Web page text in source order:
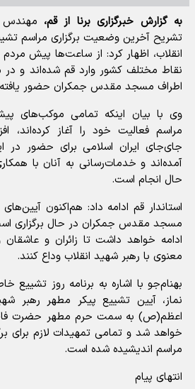
به گزارش خبرگزاری برنا از قم، مهندس
تشریح آخرین وضعیت برگزاری مراسم
انقلاب، اظهار کرد: از ساعت‌ها پیش
نقاط مختلف کشور وارد قم شده‌اند و
اطراف مسجد مقدس جمکران حضور
وی با بیان اینکه تمامی موکب‌های
مراسم فعالیت خود را آغاز کرده‌اند،
جای‌جای ایران اسلامی برای حضور در
آمده‌اند و خدمات‌رسانی به آنان با
حال انجام است.
استاندار قم ادامه داد: هم‌اکنون
مسجد مقدس جمکران در حال برگزاری
ادامه خواهد داشت تا زائران و عاشقان
معنوی با رهبر شهید انقلاب وداع کنند.
بهنام‌جو با اشاره به برنامه روز تشییع
نماز، آیین تشییع پیکر مطهر رهبر
اعظم(ص) به سمت حرم مطهر حضرت
خواهد شد و تمامی تمهیدات لازم برای
مراسم اندیشیده شده است.
انتهای پیام